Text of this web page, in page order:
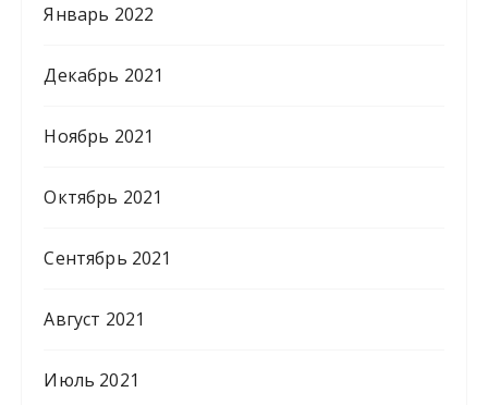
Январь 2022
Декабрь 2021
Ноябрь 2021
Октябрь 2021
Сентябрь 2021
Август 2021
Июль 2021